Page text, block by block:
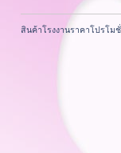
สินค้าโรงงานราคาโปรโม